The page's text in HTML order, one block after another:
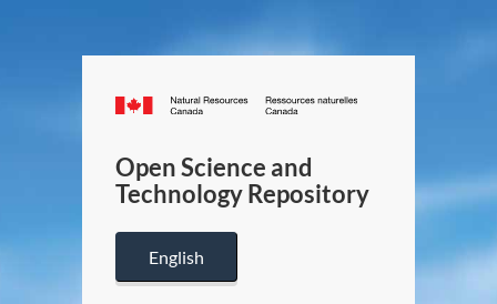
Canada.ca
/
Canada
Open Science and
Technology Repository
English